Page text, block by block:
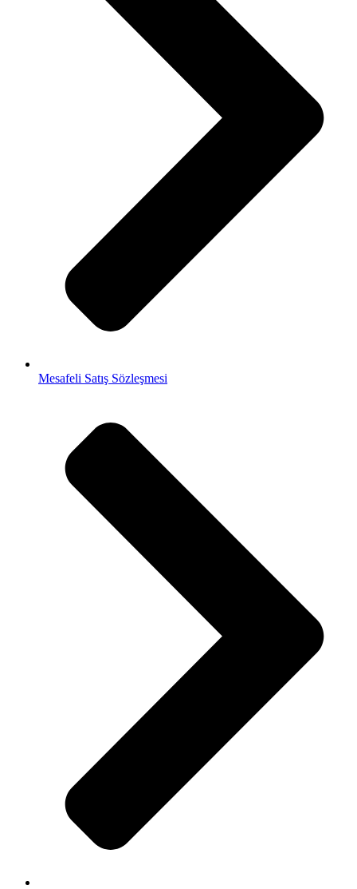
Mesafeli Satış Sözleşmesi